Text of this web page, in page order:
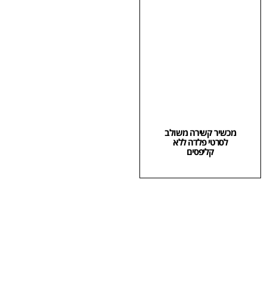
מכשיר קשירה משולב
לסרטי פלדה ללא
קליפסים